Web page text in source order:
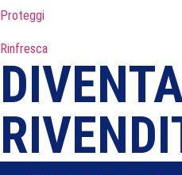
Proteggi
Rinfresca